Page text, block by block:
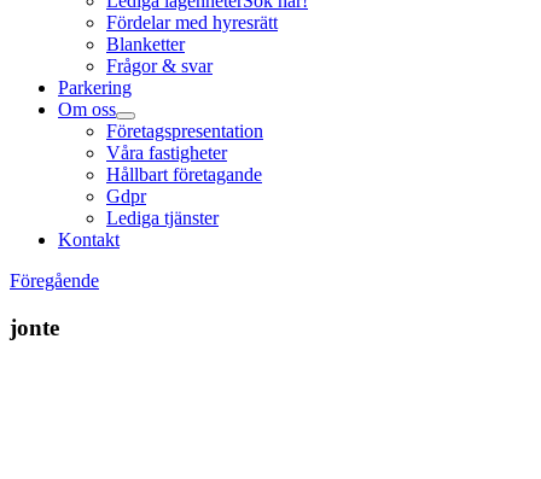
Fördelar med hyresrätt
Blanketter
Frågor & svar
Parkering
Om oss
Företagspresentation
Våra fastigheter
Hållbart företagande
Gdpr
Lediga tjänster
Kontakt
Föregående
jonte